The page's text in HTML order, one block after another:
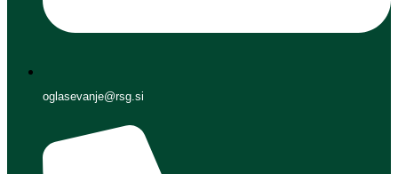
oglasevanje@rsg.si